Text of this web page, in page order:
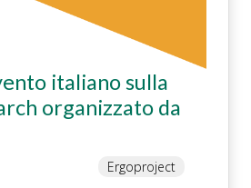
italiano sulla
organizzato da
Ergoproject